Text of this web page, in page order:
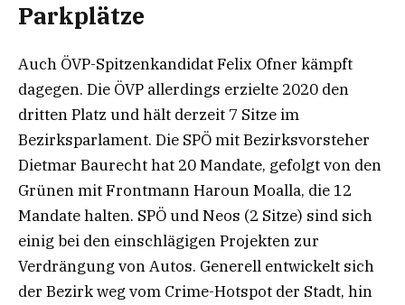
Parkplätze
Auch ÖVP-Spitzenkandidat Felix Ofner kämpft
dagegen. Die ÖVP allerdings erzielte 2020 den
dritten Platz und hält derzeit 7 Sitze im
Bezirksparlament. Die SPÖ mit Bezirksvorsteher
Dietmar Baurecht hat 20 Mandate, gefolgt von den
Grünen mit Frontmann Haroun Moalla, die 12
Mandate halten. SPÖ und Neos (2 Sitze) sind sich
einig bei den einschlägigen Projekten zur
Verdrängung von Autos. Generell entwickelt sich
der Bezirk weg vom Crime-Hotspot der Stadt, hin